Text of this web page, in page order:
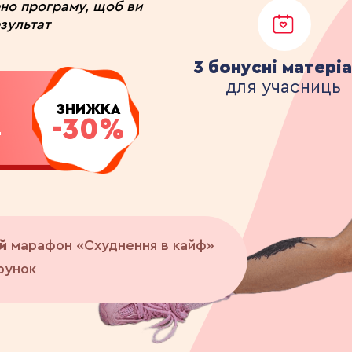
-30%
ЗНИЖКА
марафон «Схуднення в кайф»
3 бонусні
для учасниць
програму, щоб ви